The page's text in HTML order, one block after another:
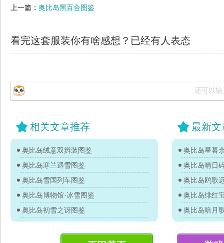
上一篇： 奥比岛黑百合图鉴
看完这套服装你有啥感想？已经有人表态
还可以输
相关文章推荐
奥比岛绒意双辫装图鉴
奥比岛寒兰遇雪图鉴
奥比岛雪国列车图鉴
奥比岛博物馆·冰雪图鉴
奥比岛初雪之讶图鉴
最新文
奥比岛星暮
奥比岛晴日
奥比岛鸥歌
奥比岛绯红
奥比岛暗月